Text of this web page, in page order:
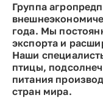
Группа
года. Мы
экспорта и
Наши
птицы,
питания
стран мира.